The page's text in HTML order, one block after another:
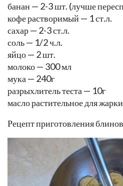
банан — 2-3 шт. (лучше
кофе растворимый — 1 ст.л.
сахар — 2-3 ст.л.
соль — 1/2 ч.л.
яйцо — 2 шт.
молоко — 300 мл
мука — 240г
разрыхлитель теста — 10г
масло растительное для
Рецепт приготовления